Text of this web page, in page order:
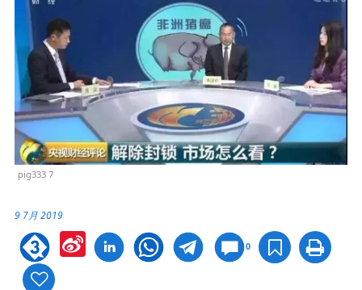
pig333 7
9 7月 2019
Sina
Weibo
0